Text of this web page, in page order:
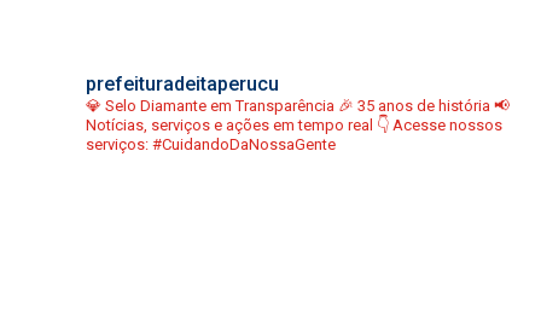
prefeituradeitaperucu
💎 Selo Diamante em Transparência 🎉 35 anos de história 📢
Notícias, serviços e ações em tempo real 👇 Acesse nossos
serviços: #CuidandoDaNossaGente